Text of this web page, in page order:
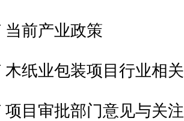
前产业政策
业包装项目行业相关
审批部门意见与关